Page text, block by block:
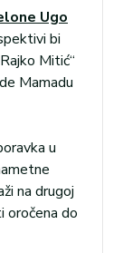
Ugo
bi
Mitić“
Mamadu
u
na drugoj
oročena do